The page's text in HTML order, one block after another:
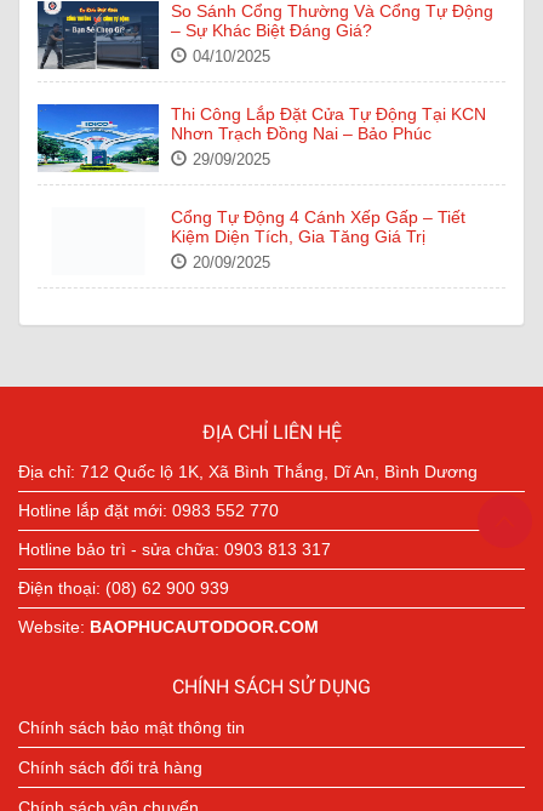
So Sánh Cổng Thường Và Cổng Tự Động
– Sự Khác Biệt Đáng Giá?
04/10/2025
Thi Công Lắp Đặt Cửa Tự Động Tại KCN
Nhơn Trạch Đồng Nai – Bảo Phúc
29/09/2025
Cổng Tự Động 4 Cánh Xếp Gấp – Tiết
Kiệm Diện Tích, Gia Tăng Giá Trị
20/09/2025
16/09/2025
ĐỊA CHỈ LIÊN HỆ
Địa chỉ: 712 Quốc lộ 1K, Xã Bình Thắng, Dĩ An, Bình Dương
Hotline lắp đặt mới: 0983 552 770
Hotline bảo trì - sửa chữa: 0903 813 317
Điện thoại: (08) 62 900 939
Website: BAOPHUCAUTODOOR.COM
CHÍNH SÁCH SỬ DỤNG
Chính sách bảo mật thông tin
Chính sách đổi trả hàng